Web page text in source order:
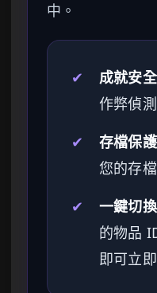
中。
✔ 成就安全
作弊偵
✔
存檔保護
您的存
✔
一鍵切換
的物品
即可立